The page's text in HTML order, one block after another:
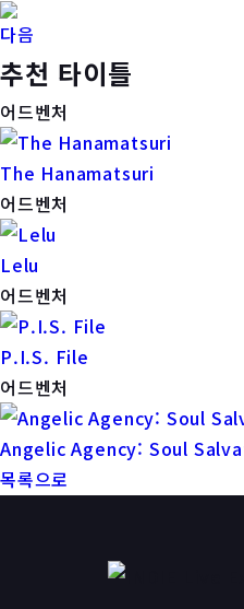
다음
추천 타이틀
어드벤처
The Hanamatsuri
어드벤처
Lelu
어드벤처
P.I.S. File
어드벤처
Angelic Agency: Soul
목록으로